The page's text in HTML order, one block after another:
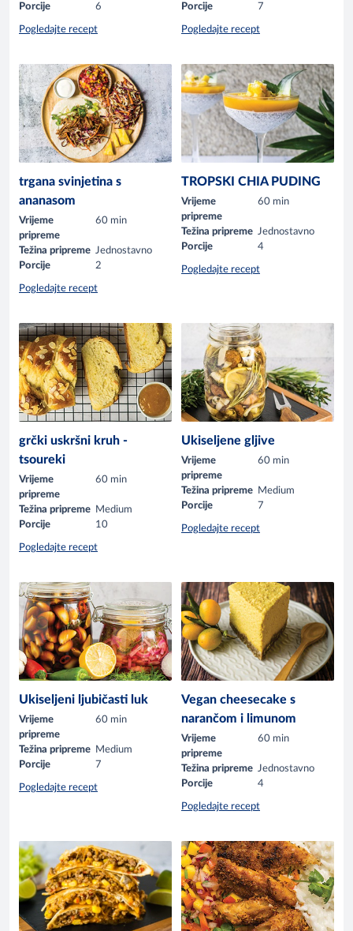
Porcije
6
Pogledajte recept
Porcije
7
Pogledajte recept
trgana svinjetina s
ananasom
Vrijeme
pripreme
60 min
Težina pripreme Jednostavno
Porcije
2
Pogledajte recept
TROPSKI CHIA PUDING
Vrijeme
pripreme
60 min
Težina pripreme Jednostavno
Porcije
4
Pogledajte recept
grčki uskršni kruh -
tsoureki
Vrijeme
pripreme
60 min
Težina pripreme
Medium
Porcije
10
Pogledajte recept
Ukiseljene gljive
Vrijeme
pripreme
60 min
Težina pripreme
Medium
Porcije
7
Pogledajte recept
Ukiseljeni ljubičasti luk
Vrijeme
pripreme
60 min
Težina pripreme
Medium
Porcije
7
Pogledajte recept
Vegan cheesecake s
narančom i limunom
Vrijeme
pripreme
60 min
Težina pripreme Jednostavno
Porcije
4
Pogledajte recept